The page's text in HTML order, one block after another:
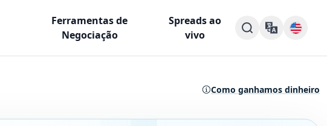
Ferramentas de
Negociação
Spreads ao
vivo
Como ganhamos dinheiro